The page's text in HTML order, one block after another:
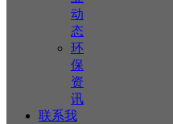
动
态
环
保
资
讯
联系我